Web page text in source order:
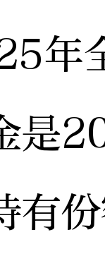
年
是
有